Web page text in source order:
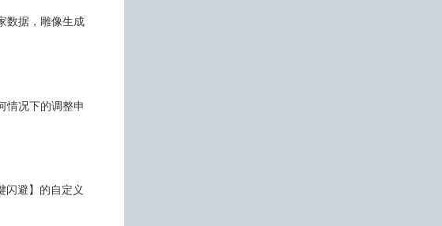
数据，雕像生成
情况下的调整申
闪避】的自定义